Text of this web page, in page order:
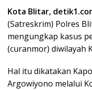
Kota Blitar,
(Satreskrim) Polres
mengungkap kasus
(curanmor) diwilayah
Hal itu dikatakan
Argowiyono melalui